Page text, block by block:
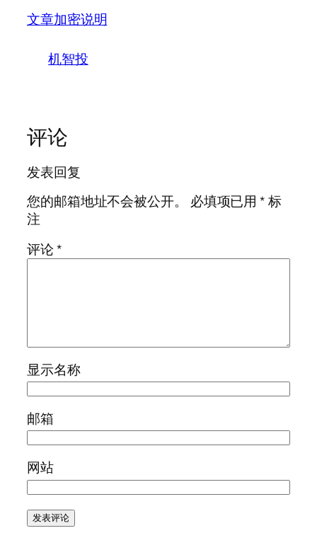
文章加密说明
机智投
评论
发表回复
您的邮箱地址不会被公开。
必填项已用*标
注
评论*
显示名称
邮箱
网站